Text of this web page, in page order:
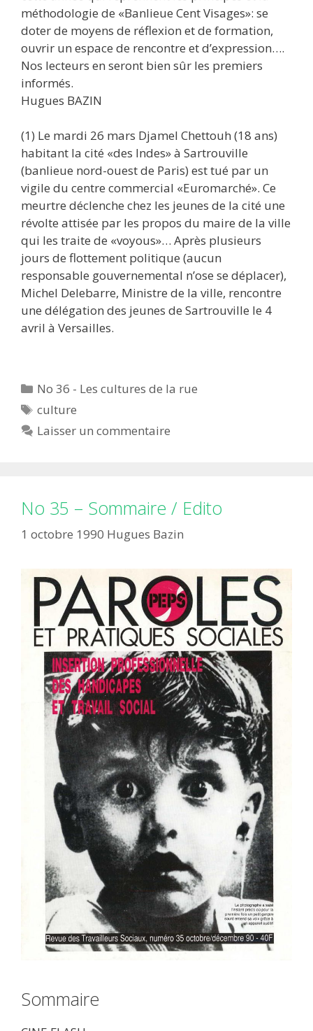
méthodologie de «Banlieue Cent Visages»: se
doter de moyens de réflexion et de formation,
ouvrir un espace de rencontre et d’expression….
Nos lecteurs en seront bien sûr les premiers
informés.
Hugues BAZIN
(1) Le mardi 26 mars Djamel Chettouh (18 ans)
habitant la cité «des Indes» à Sartrouville
(banlieue nord-ouest de Paris) est tué par un
vigile du centre commercial «Euromarché». Ce
meurtre déclenche chez les jeunes de la cité une
révolte attisée par les propos du maire de la ville
qui les traite de «voyous»… Après plusieurs
jours de flottement politique (aucun
responsable gouvernemental n’ose se déplacer),
Michel Delebarre, Ministre de la ville, rencontre
une délégation des jeunes de Sartrouville le 4
avril à Versailles.
Catégories
No 36 - Les cultures de la rue
Étiquettes
culture
Laisser un commentaire
No 35 – Sommaire / Edito
1 octobre 1990 Hugues Bazin
Sommaire